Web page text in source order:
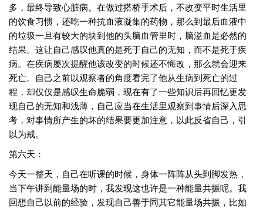
多，最终导致心脏病。在做过搭桥手术后，不改变平时生活里
的饮食习惯，还吃一种抗血液凝集的药物，那么到最后血液中
的垃圾一旦有较大的块到他的头脑血管里时，脑溢血是必然的
结果。这让自己感叹他真的是死于自己的无知，而不是死于疾
病。在疾病屡次提醒他该改变的时候还不悔改，那么就会迎来
死亡。自己之前以观察者的角度看完了他从生病到死亡的过
程，却仅仅是感叹生命脆弱，现在有了一些知识后再回忆更发
现自己的无知和浅薄，自己应当在生活里观察到事情后深入思
考，对事情所产生的坏的结果要更加注意，以此反省自己，引
以为戒。
第六天：
今天一整天，自己在听课的时候，身体一阵阵从头到脚发热，
当下午讲到能量场的时，我发现这也许是一种能量共振呢。我
回想自己以前的经验，发现自己善于同其它能量场共振，比如